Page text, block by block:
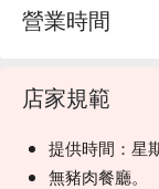
營業時間
店家規範
提供時間：星
無豬肉餐廳。